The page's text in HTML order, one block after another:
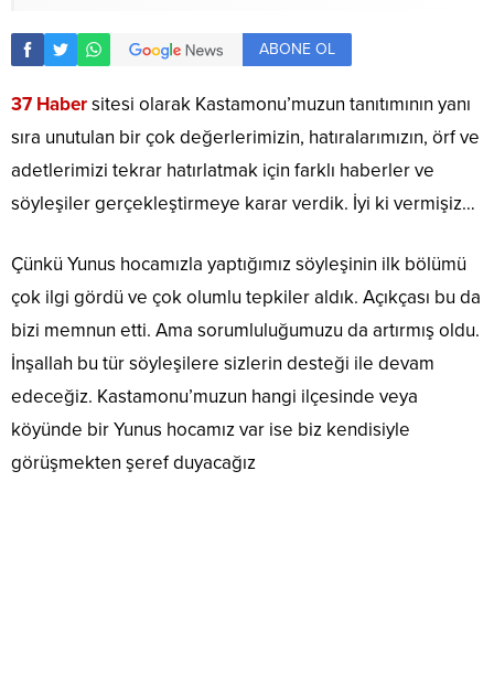
ABONE OL
37 Habersitesi olarak Kastamonu’muzun tanıtımının yanı
sıra unutulan bir çok değerlerimizin, hatıralarımızın, örf ve
adetlerimizi tekrar hatırlatmak için farklı haberler ve
söyleşiler gerçekleştirmeye karar verdik. İyi ki vermişiz…
Çünkü Yunus hocamızla yaptığımız söyleşinin ilk bölümü
çok ilgi gördü ve çok olumlu tepkiler aldık. Açıkçası bu da
bizi memnun etti. Ama sorumluluğumuzu da artırmış oldu.
İnşallah bu tür söyleşilere sizlerin desteği ile devam
edeceğiz. Kastamonu’muzun hangi ilçesinde veya
köyünde bir Yunus hocamız var ise biz kendisiyle
görüşmekten şeref duyacağız